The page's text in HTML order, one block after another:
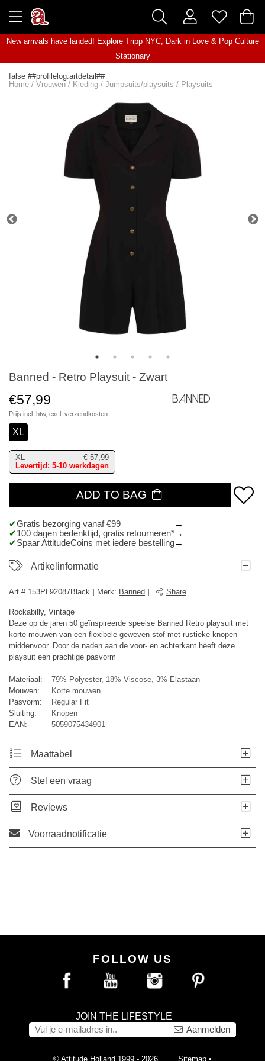
New arrivals have landed! Explore Tripp NYC, Dark in Love& Pop Culture
Stationary
false ##profilelog.artdetail##
Home / Vrouwen / Kleding / Jumpsuits/playsuits / Playsuits
Banned - Retro Playsuit - Zwart
€57,99
Prijs incl. btw, excl. verzendkosten
Banned
XL
XL € 57,99
Levertijd: 5-10 werkdagen
ADD TO BAG
Gratis bezorging vanaf €99
100 dagen bedenktijd, gratis retourneren*
Spaar AttitudeCoins met iedere bestelling
Artikelinformatie
Art.# 153PL92087Black Merk: Banned Share
Rockabilly, Vintage
Deze op de jaren 50 geïnspireerde speelse Banned Retro playsuit met
korte mouwen van een flexibele geweven stof met rustieke knopen
middenvoor. Door de naden aan de voor- en achterkant heeft deze
playsuit een prachtige pasvorm
Materiaal:
79% Polyester, 18% Viscose, 3% Elastaan
Mouwen:
Korte mouwen
Pasvorm:
Regular Fit
Sluiting:
Knopen
EAN:
5059075434901
Maattabel
Stel een vraag
Reviews
Voorraadnotificatie
FOLLOW US
JOIN THE LIFESTYLE
Aanmelden
© Attitude Holland 1999 - 2026 Sitemap •